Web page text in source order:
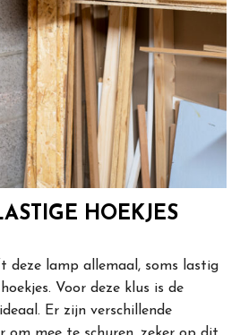
HOEKJES
deze lamp allemaal, soms lastig
Voor deze klus is de
Er zijn verschillende